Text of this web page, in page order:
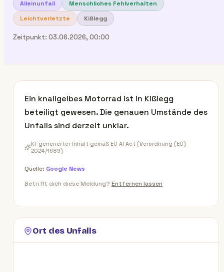
Alleinunfall
Menschliches Fehlverhalten
Leichtverletzte
Kißlegg
Zeitpunkt: 03.06.2026, 00:00
Ein knallgelbes Motorrad ist in Kißlegg
beteiligt gewesen. Die genauen Umstände des
Unfalls sind derzeit unklar.
KI-generierter Inhalt gemäß EU AI Act (Verordnung (EU)
2024/1689)
Quelle: Google News
Betrifft dich diese Meldung? Entfernen lassen
Ort des Unfalls